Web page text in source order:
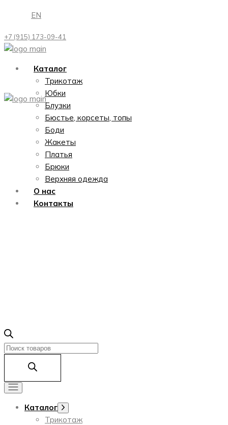
Перейти
содержимому
EN
+7 (915) 173-09-41
Каталог
Трикотаж
Юбки
Блузки
Бюстье, корсеты, топы
Боди
Жакеты
Платья
Брюки
Верхняя одежда
О нас
Контакты
Поиск
Каталог Показать
подменю
Трикотаж